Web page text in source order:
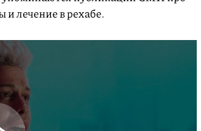
лечение в рехабе.